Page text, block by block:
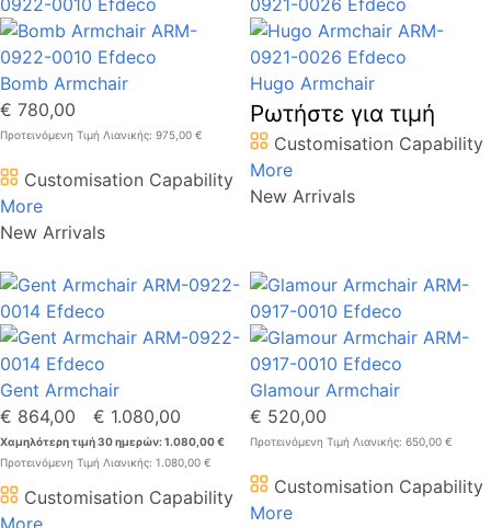
Bomb Armchair
€ 780,00
Προτεινόμενη Τιμή Λιανικής: 975,00 €
Customisation Capability
More
New Arrivals
Hugo Armchair
Ρωτήστε για τιμή
Customisation Capability
More
New Arrivals
Gent Armchair
€ 864,00
€ 1.080,00
Χαμηλότερη τιμή 30 ημερών: 1.080,00 €
Προτεινόμενη Τιμή Λιανικής: 1.080,00 €
Customisation Capability
More
Glamour Armchair
€ 520,00
Προτεινόμενη Τιμή Λιανικής: 650,00 €
Customisation Capability
More